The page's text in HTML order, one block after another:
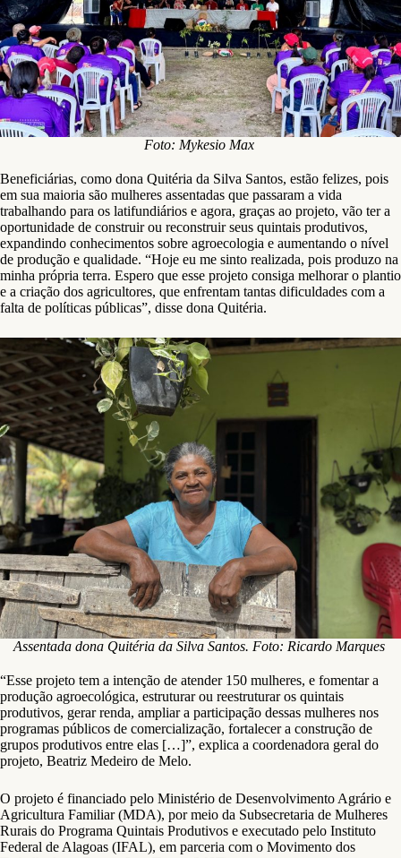
Foto: Mykesio Max
Beneficiárias, como dona Quitéria da Silva Santos, estão felizes, pois
em sua maioria são mulheres assentadas que passaram a vida
trabalhando para os latifundiários e agora, graças ao projeto, vão ter a
oportunidade de construir ou reconstruir seus quintais produtivos,
expandindo conhecimentos sobre agroecologia e aumentando o nível
de produção e qualidade. “Hoje eu me sinto realizada, pois produzo na
minha própria terra. Espero que esse projeto consiga melhorar o plantio
e a criação dos agricultores, que enfrentam tantas dificuldades com a
falta de políticas públicas”, disse dona Quitéria.
Assentada dona Quitéria da Silva Santos. Foto: Ricardo Marques
“Esse projeto tem a intenção de atender 150 mulheres, e fomentar a
produção agroecológica, estruturar ou reestruturar os quintais
produtivos, gerar renda, ampliar a participação dessas mulheres nos
programas públicos de comercialização, fortalecer a construção de
grupos produtivos entre elas […]”, explica a coordenadora geral do
projeto, Beatriz Medeiro de Melo.
O projeto é financiado pelo Ministério de Desenvolvimento Agrário e
Agricultura Familiar (MDA), por meio da Subsecretaria de Mulheres
Rurais do Programa Quintais Produtivos e executado pelo Instituto
Federal de Alagoas (IFAL), em parceria com o Movimento dos